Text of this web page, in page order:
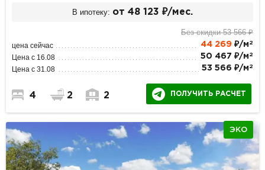
В ипотеку: от 48 123 ₽/мес.
Без скидки 53 566 ₽
цена сейчас 44 269 ₽/м 2
Цена с 16.08 50 467 ₽/м 2
Цена с 31.08 53 566 ₽/м 2
4 2 2 ПОЛУЧИТЬ РАСЧЕТ
ЭКО